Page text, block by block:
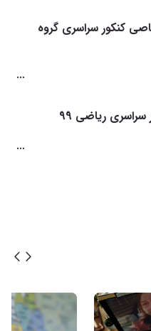
کنکور سراسری گروه
ریاضی 99